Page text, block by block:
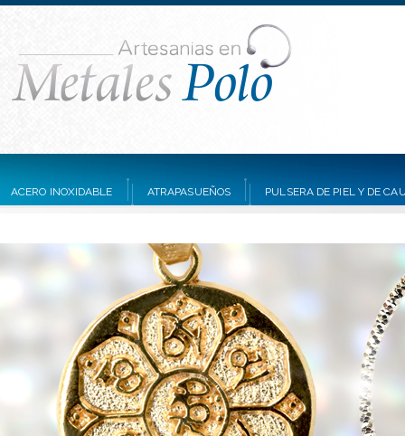
ACERO INOXIDABLE ATRAPASUEÑOS PULSERA DE PIEL Y DE